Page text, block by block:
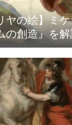
ヤの絵】ミ
の創造』を